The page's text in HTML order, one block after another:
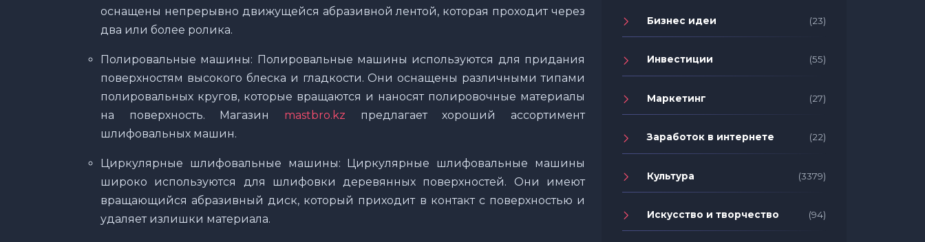
оснащены непрерывно движущейся абразивной лентой, которая проходит через
два или более ролика.
Полировальные машины: Полировальные машины используются для придания
поверхностям высокого блеска и гладкости. Они оснащены различными типами
полировальных кругов, которые вращаются и наносят полировочные материалы
на поверхность. Магазин mastbro.kz предлагает хороший ассортимент
шлифовальных машин.
Циркулярные шлифовальные машины: Циркулярные шлифовальные машины
широко используются для шлифовки деревянных поверхностей. Они имеют
вращающийся абразивный диск, который приходит в контакт с поверхностью и
удаляет излишки материала.
Бизнес идеи (23)
Инвестиции (55)
Маркетинг (27)
Заработок в интернете (22)
Культура (3379)
Искусство и творчество (94)